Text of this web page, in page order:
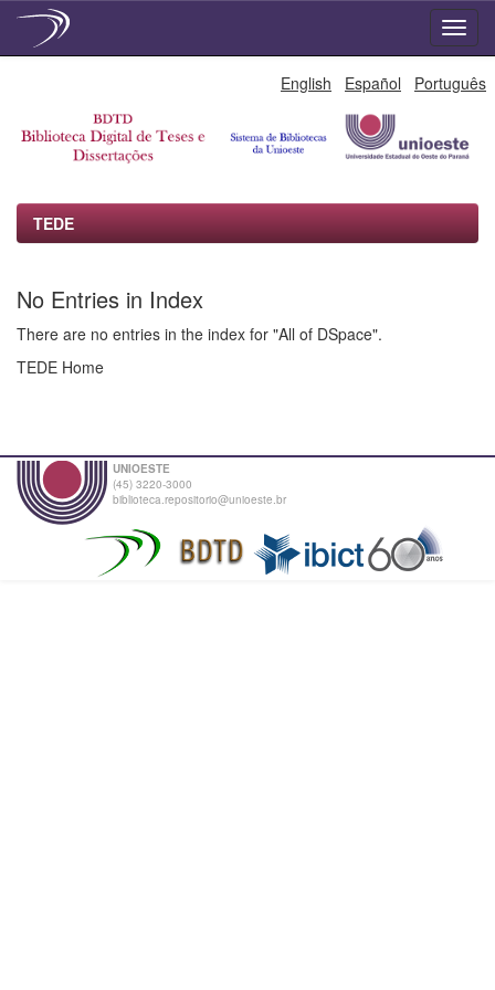
English Español Português
TEDE
No Entries in Index
There are no entries in the index for "All of DSpace".
TEDE Home
UNIOESTE
(45) 3220-3000
biblioteca.repositorio@unioeste.br